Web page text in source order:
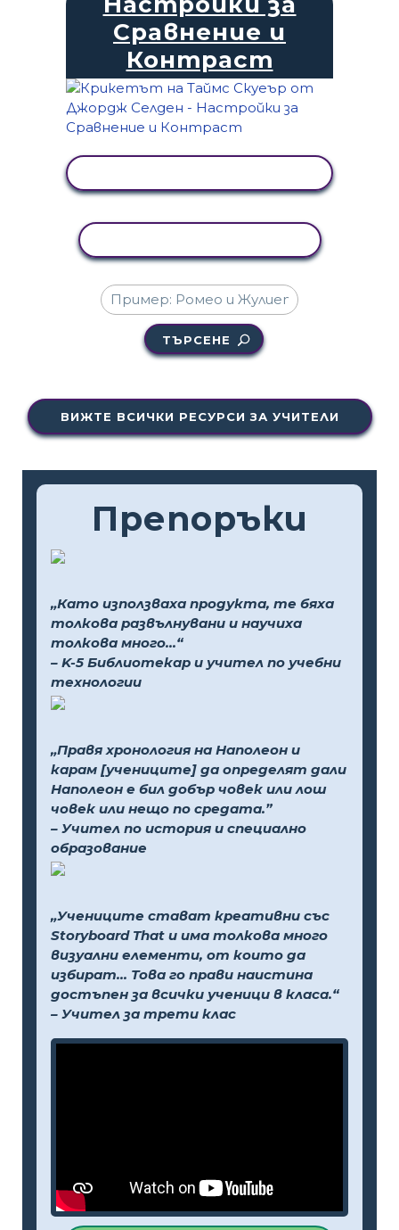
Сравнение и
Контраст
ТЪРСЕНЕ
ВИЖТЕ ВСИЧКИ РЕСУРСИ ЗА УЧИТЕЛИ
Препоръки
„Като използваха продукта, те бяха
толкова развълнувани и научиха
толкова много...“
– K-5 Библиотекар и учител по учебни
технологии
„Правя хронология на Наполеон и
карам [учениците] да определят дали
Наполеон е бил добър човек или лош
човек или нещо по средата.”
– Учител по история и специално
образование
„Учениците стават креативни със
Storyboard That и има толкова много
визуални елементи, от които да
избират... Това го прави наистина
достъпен за всички ученици в класа.“
– Учител за трети клас